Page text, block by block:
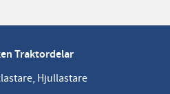
Traktordelar
Hjullastare